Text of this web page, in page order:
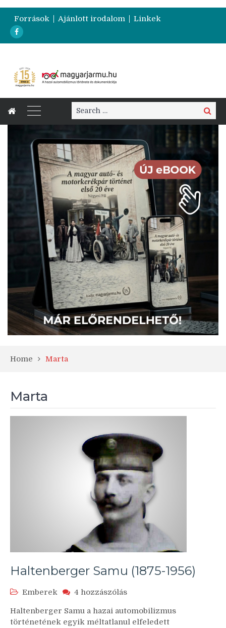
Források Ajánlott irodalom Linkek
Search
for:
Search
Home Marta
Marta
Haltenberger Samu (1875-1956)
Emberek 4 hozzászólásHaltenberger
(1875-
1956)
Haltenberger Samu a hazai automobilizmus
történetének egyik méltatlanul elfeledett